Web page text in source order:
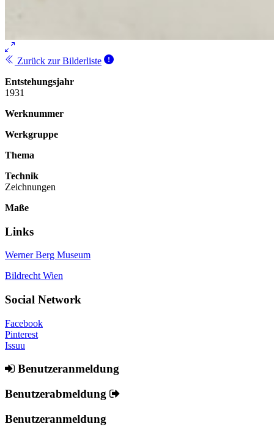
Zurück zur Bilderliste
Entstehungsjahr
1931
Werknummer
Werkgruppe
Thema
Technik
Zeichnungen
Maße
Links
Werner Berg Museum
Bildrecht Wien
Social Network
Facebook
Pinterest
Issuu
Benutzeranmeldung
Benutzerabmeldung
Benutzeranmeldung